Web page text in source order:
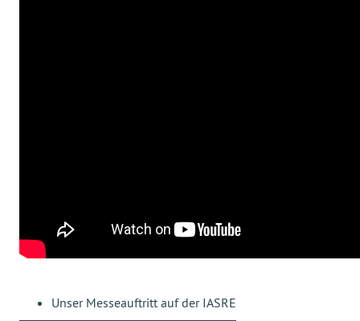
Unser Messeauftritt auf der IASRE